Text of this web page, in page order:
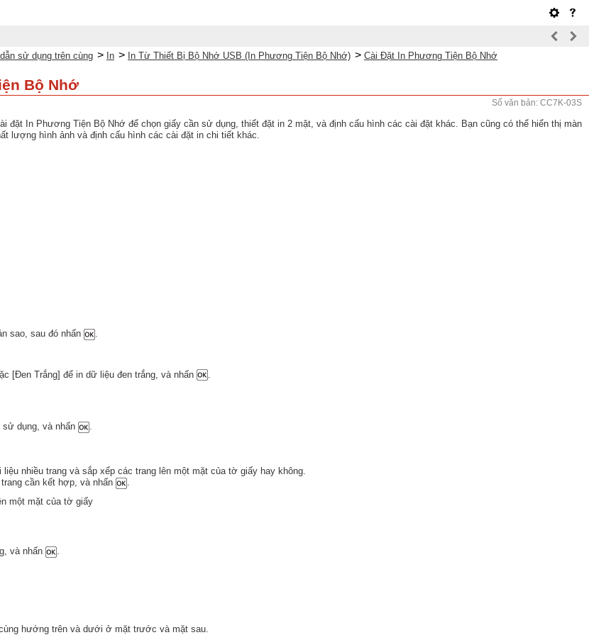
sử dụng trên cùng > In > In Từ Thiết Bị Bộ Nhớ USB (In Phương Tiện Bộ Nhớ) > Cài Đặt In Phương Tiện Bộ Nhớ
Bộ Nhớ
Số văn bản: CC7K-03S
đặt In Phương Tiện Bộ Nhớ để chọn giấy cần sử dụng, thiết đặt in 2 mặt, và định cấu hình các cài đặt khác. Bạn cũng có thể hiển thị màn
lượng hình ảnh và định cấu hình các cài đặt in chi tiết khác.
sao, sau đó nhấn
.
[Đen Trắng] để in dữ liệu đen trắng, và nhấn
sử dụng, và nhấn
.
nhiều trang và sắp xếp các trang lên một mặt của tờ giấy hay không.
cần kết hợp, và nhấn
một mặt của tờ giấy
và nhấn
hướng trên và dưới ở mặt trước và mặt sau.